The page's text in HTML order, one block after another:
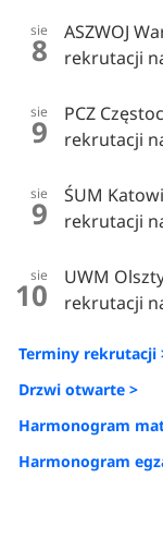
sie
8
ASZWOJ
rekrutacji
sie
9
PCZ
rekrutacji
sie
9
ŚUM
rekrutacji
sie
10
UWM
rekrutacji
Terminy rekrutacji
Drzwi otwarte >
Harmonogram
Harmonogram